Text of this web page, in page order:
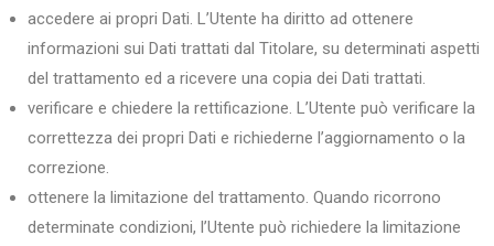
accedere ai propri Dati. L’Utente ha diritto ad ottenere
informazioni sui Dati trattati dal Titolare, su determinati aspetti
del trattamento ed a ricevere una copia dei Dati trattati.
verificare e chiedere la rettificazione. L’Utente può verificare la
correttezza dei propri Dati e richiederne l’aggiornamento o la
correzione.
ottenere la limitazione del trattamento. Quando ricorrono
determinate condizioni, l’Utente può richiedere la limitazione